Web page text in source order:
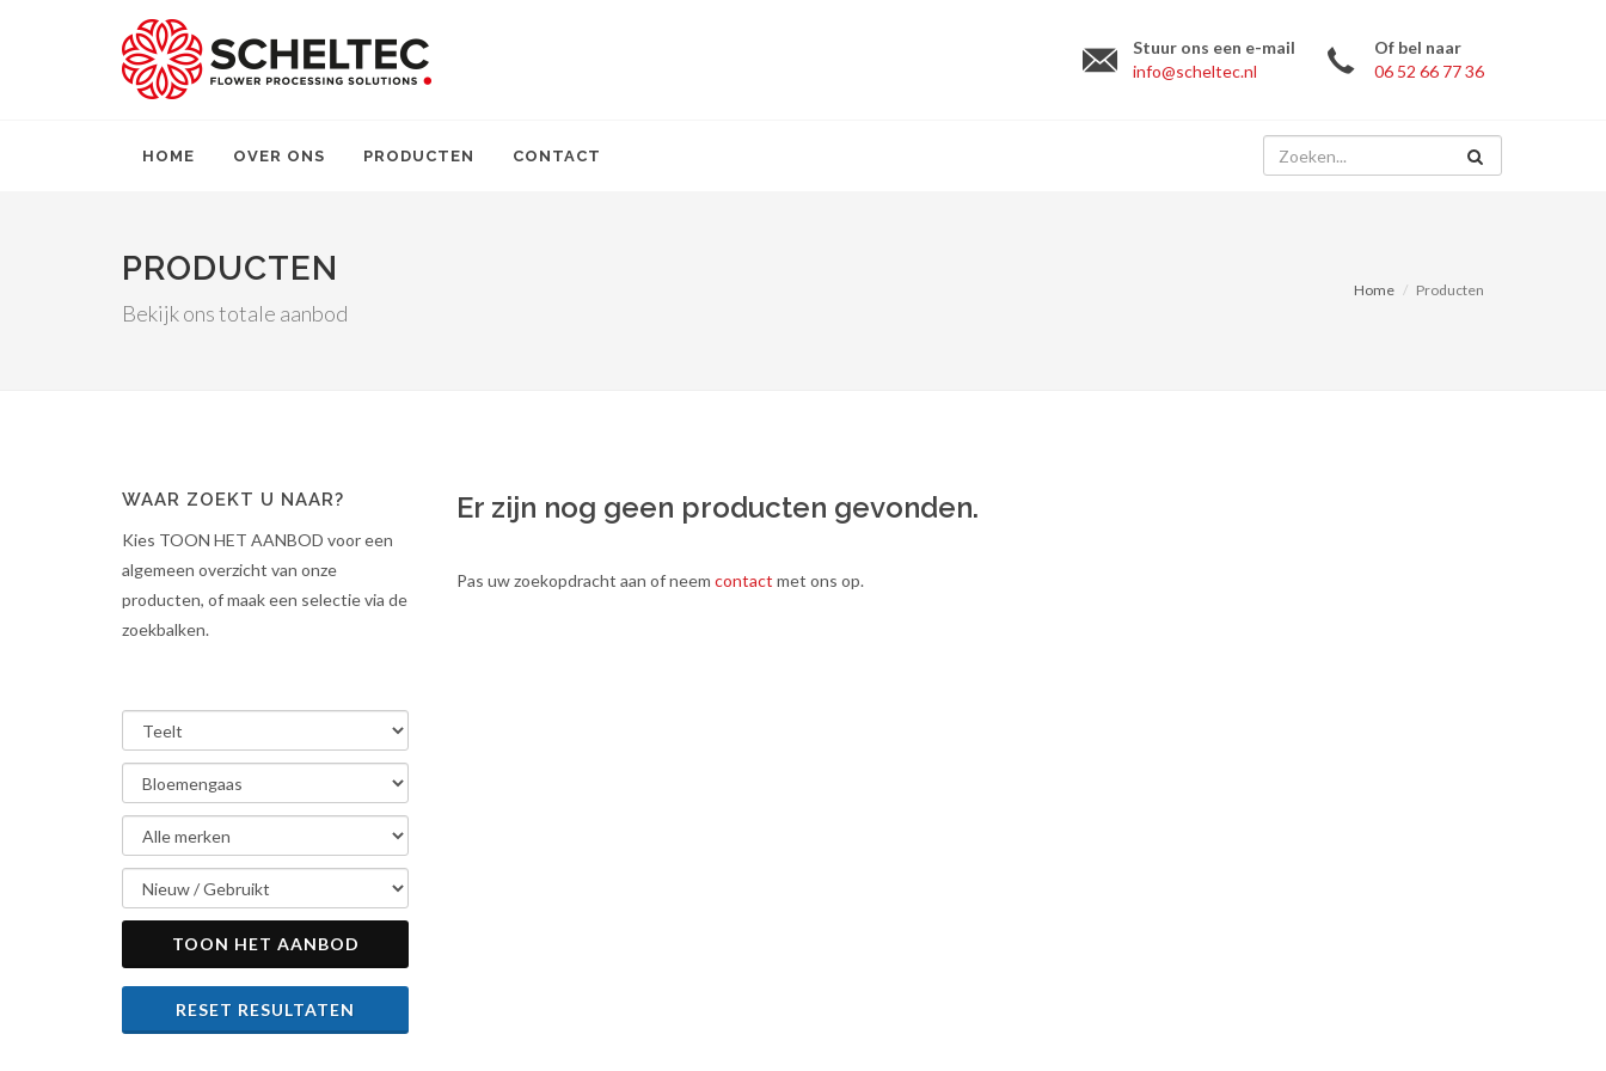
Stuur ons een e-mail
info@scheltec.nl
Of bel naar
06 52 66 77 36
HOME OVER ONS PRODUCTEN CONTACT
PRODUCTEN
Bekijk ons totale aanbod
Home Producten
Er zijn nog geen producten gevonden.
Pas uw zoekopdracht aan of neem contact met ons op.
WAAR ZOEKT U NAAR?
Kies TOON HET AANBOD voor een
algemeen overzicht van onze
producten, of maak een selectie via de
zoekbalken.
TOON HET AANBOD
RESET RESULTATEN